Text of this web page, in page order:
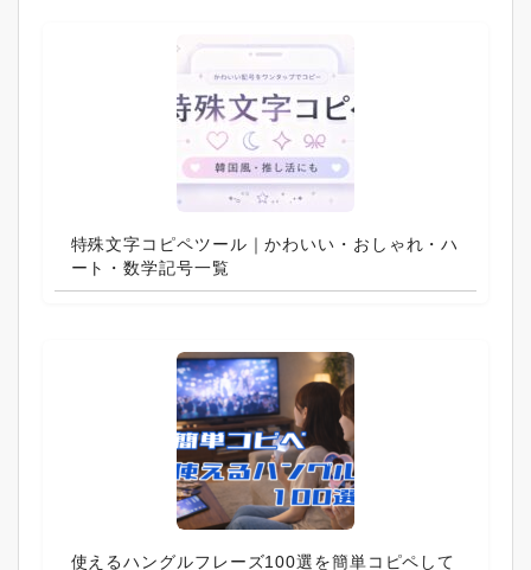
特殊文字コピペツール｜かわいい・おしゃれ・ハ
ート・数学記号一覧
使えるハングルフレーズ100選を簡単コピペして